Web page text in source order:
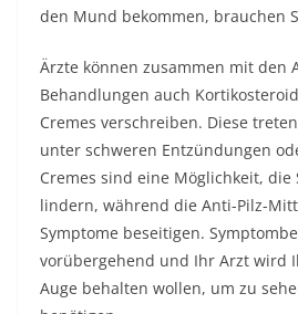
den Mund bekommen, brauchen
Ärzte können zusammen mit den
Behandlungen auch
Cremes verschreiben. Diese
unter schweren Entzündungen
Cremes sind eine Möglichkeit, die
lindern, während die Anti-Pilz-
Symptome beseitigen.
vorübergehend und Ihr Arzt wird
Auge behalten wollen, um zu